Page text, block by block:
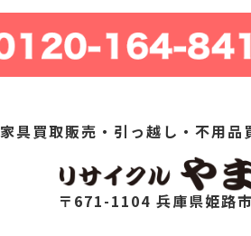
家具買取販売・引っ越し・不用
〒671-1104 兵庫県姫路